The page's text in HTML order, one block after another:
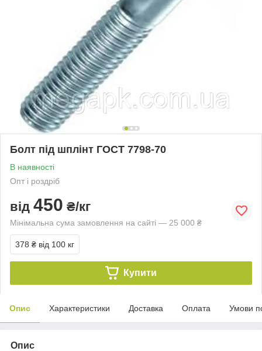
Болт під шплінт ГОСТ 7798-70
В наявності
Опт і роздріб
від 450 ₴/кг
Мінімальна сума замовлення на сайті — 25 000 ₴
378 ₴ від 100 кг
Купити
Опис Характеристики Доставка Оплата Умови
Опис